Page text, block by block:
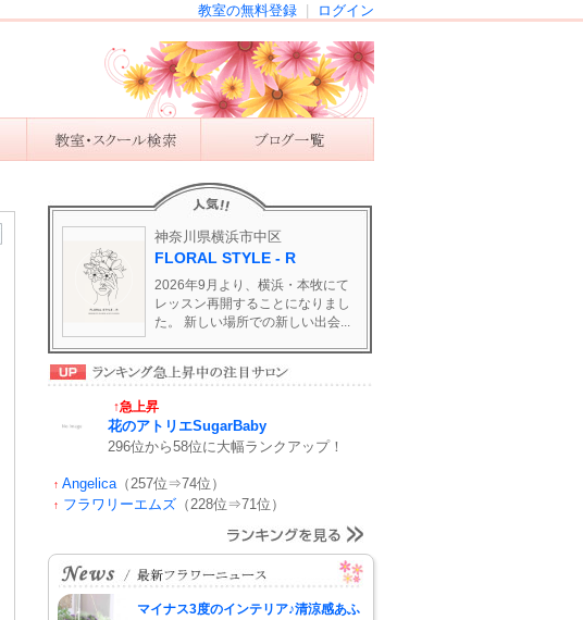
ログイン
教室の無料登録
神奈川県横浜市中区
FLORAL STYLE - R
2026年9月より、横浜・本牧にて
レッスン再開することになりまし
た。 新しい場所での新しい出会...
↑急上昇
花のアトリエSugarBaby
296位から58位に大幅ランクアップ！
↑ Angelica（257位⇒74位）
↑ フラワリーエムズ （228位⇒71位）
マイナス3度のインテリア♪清涼感あふ